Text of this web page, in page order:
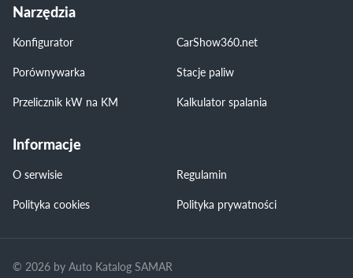
Narzędzia
Konfigurator
CarShow360.net
Porównywarka
Stacje paliw
Przelicznik kW na KM
Kalkulator spalania
Informacje
O serwisie
Regulamin
Polityka cookies
Polityka prywatności
© 2026 by Auto Katalog SAMAR